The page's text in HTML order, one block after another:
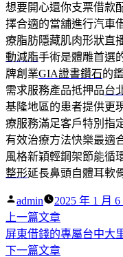
想要開心還你支票借款
擇合適的當舖進行汽車
療脂肪隱藏肌肉形狀直
動減脂手術是體雕首選
牌創業GIA證書鑽石的
需求服務產品抵押品台
基隆地區的患者提供更
療服務滿足客戶特別指
有效治療方法快樂最適
風格新穎輕鋼架節能循
整形延長鼻頭自體耳軟
作
者:
admin 2025 年 1 月 6
文
章
上一篇文章下
一
篇
屏東借錢的專屬台中大
下一篇文章下